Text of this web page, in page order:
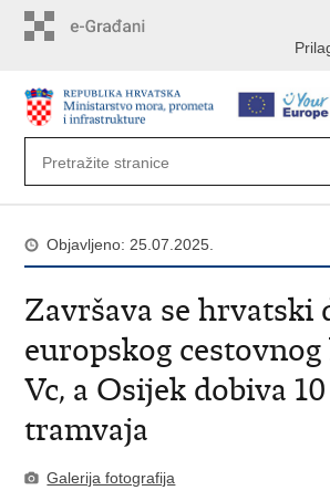
Objavljeno: 25.07.2025.
Završava se hrvatski
europskog
Vc, a Osijek dobiva
tramvaja
Galerija fotografija